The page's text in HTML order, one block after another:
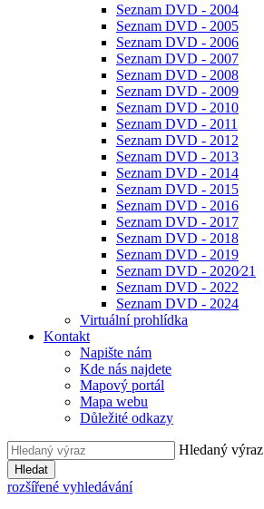
Seznam DVD - 2004
Seznam DVD - 2005
Seznam DVD - 2006
Seznam DVD - 2007
Seznam DVD - 2008
Seznam DVD - 2009
Seznam DVD - 2010
Seznam DVD - 2011
Seznam DVD - 2012
Seznam DVD - 2013
Seznam DVD - 2014
Seznam DVD - 2015
Seznam DVD - 2016
Seznam DVD - 2017
Seznam DVD - 2018
Seznam DVD - 2019
Seznam DVD - 2020⁄21
Seznam DVD - 2022
Seznam DVD - 2024
Virtuální prohlídka
Kontakt
Napište nám
Kde nás najdete
Mapový portál
Mapa webu
Důležité odkazy
Hledaný výraz
Hledat
rozšířené vyhledávání